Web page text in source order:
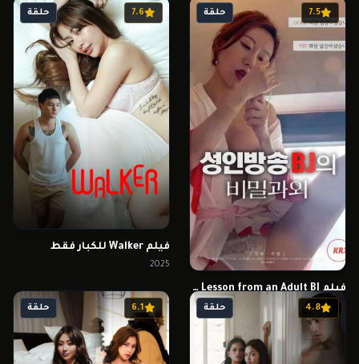
7.5 حلقة
فيلم Secret Private Lesson from an Adult BJ للكبار فقط
2024
7.6 حلقة
فيلم Walker للكبار فقط
2025
4.8 حلقة 6.1 حلقة